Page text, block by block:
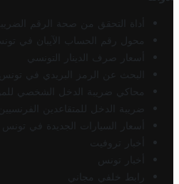
أداة التحقق من صحة الرقم
محول رقم الحساب الآيبان في
أسعار صرف الدينار التونسي
البحث عن الرمز البريدي في تونس
محاكي ضريبة الدخل الشخصي
ضريبة الدخل للمتقاعدين
أسعار السيارات الجديدة في تونس
أخبار تروفيت
أخبار تونس
رابط خلفي مجاني